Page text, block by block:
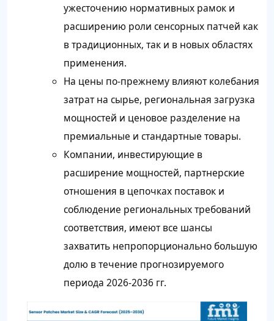
ужесточению нормативных рамок и
расширению роли сенсорных патчей как
в традиционных, так и в новых областях
применения.
На цены по-прежнему влияют колебания
затрат на сырье, региональная загрузка
мощностей и ценовое разделение на
премиальные и стандартные товары.
Компании, инвестирующие в
расширение мощностей, партнерские
отношения в цепочках поставок и
соблюдение региональных требований
соответствия, имеют все шансы
захватить непропорционально большую
долю в течение прогнозируемого
периода 2026-2036 гг.